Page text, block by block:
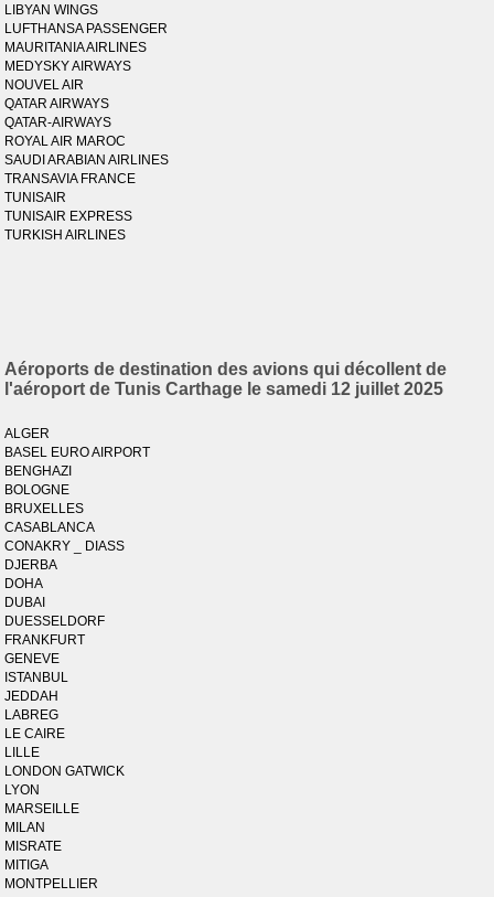
LIBYAN WINGS
LUFTHANSA PASSENGER
MAURITANIA AIRLINES
MEDYSKY AIRWAYS
NOUVEL AIR
QATAR AIRWAYS
QATAR-AIRWAYS
ROYAL AIR MAROC
SAUDI ARABIAN AIRLINES
TRANSAVIA FRANCE
TUNISAIR
TUNISAIR EXPRESS
TURKISH AIRLINES
Aéroports de destination des avions qui décollent de
l'aéroport de Tunis Carthage le samedi 12 juillet 2025
ALGER
BASEL EURO AIRPORT
BENGHAZI
BOLOGNE
BRUXELLES
CASABLANCA
CONAKRY _ DIASS
DJERBA
DOHA
DUBAI
DUESSELDORF
FRANKFURT
GENEVE
ISTANBUL
JEDDAH
LABREG
LE CAIRE
LILLE
LONDON GATWICK
LYON
MARSEILLE
MILAN
MISRATE
MITIGA
MONTPELLIER